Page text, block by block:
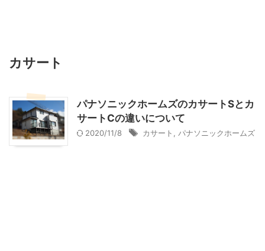
カサート
パナソニックホームズのカサートSとカ
サートCの違いについて
2020/11/8 カサート パナソニックホームズ